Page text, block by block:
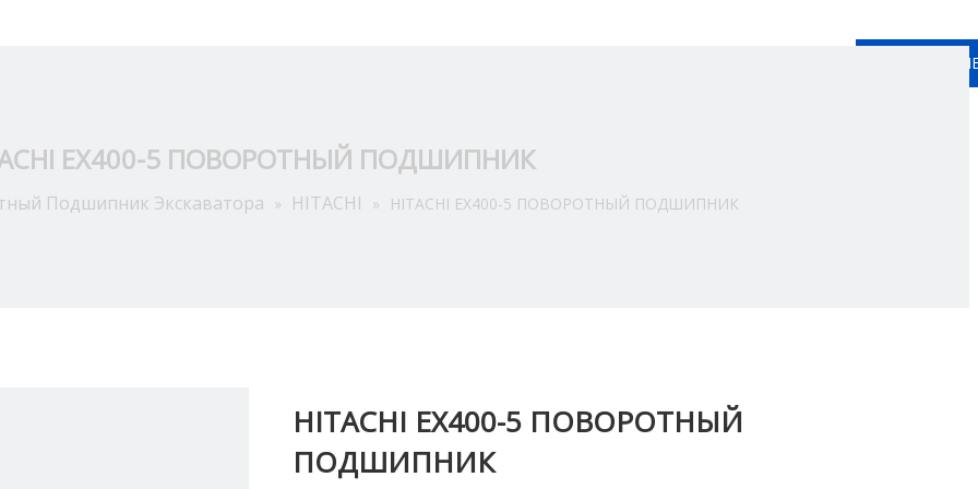
EX400-5 ПОВОРОТНЫЙ ПОДШИПНИК
Подшипник Экскаватора » HITACHI » HITACHI EX400-5 ПОВОРОТНЫЙ ПОДШИПНИК
HITACHI EX400-5 ПОВОРОТНЫЙ
ПОДШИПНИК